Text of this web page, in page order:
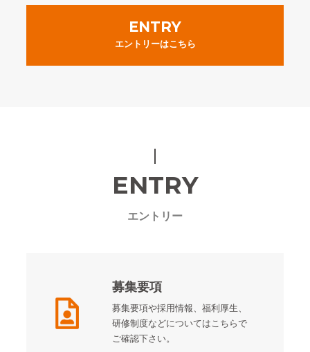
ENTRY
エントリーはこちら
ENTRY
エントリー
募集要項
募集要項や採用情報、福利厚生、
研修制度などについてはこちらで
ご確認下さい。